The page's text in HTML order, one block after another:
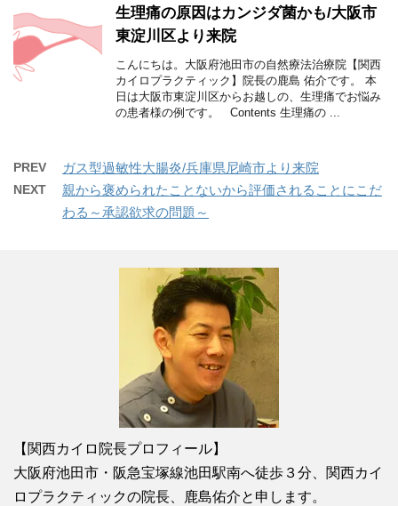
生理痛の原因はカンジダ菌かも/大阪市
東淀川区より来院
こんにちは。大阪府池田市の自然療法治療院【関西
カイロプラクティック】院長の鹿島 佑介です。 本
日は大阪市東淀川区からお越しの、生理痛でお悩み
の患者様の例です。 Contents 生理痛の ...
PREV ガス型過敏性大腸炎/兵庫県尼崎市より来院
NEXT
親から褒められたことないから評価されることにこだ
わる～承認欲求の問題～
【関西カイロ院長プロフィール】
大阪府池田市・阪急宝塚線池田駅南へ徒歩３分、関西カイ
ロプラクティックの院長、鹿島佑介と申します。